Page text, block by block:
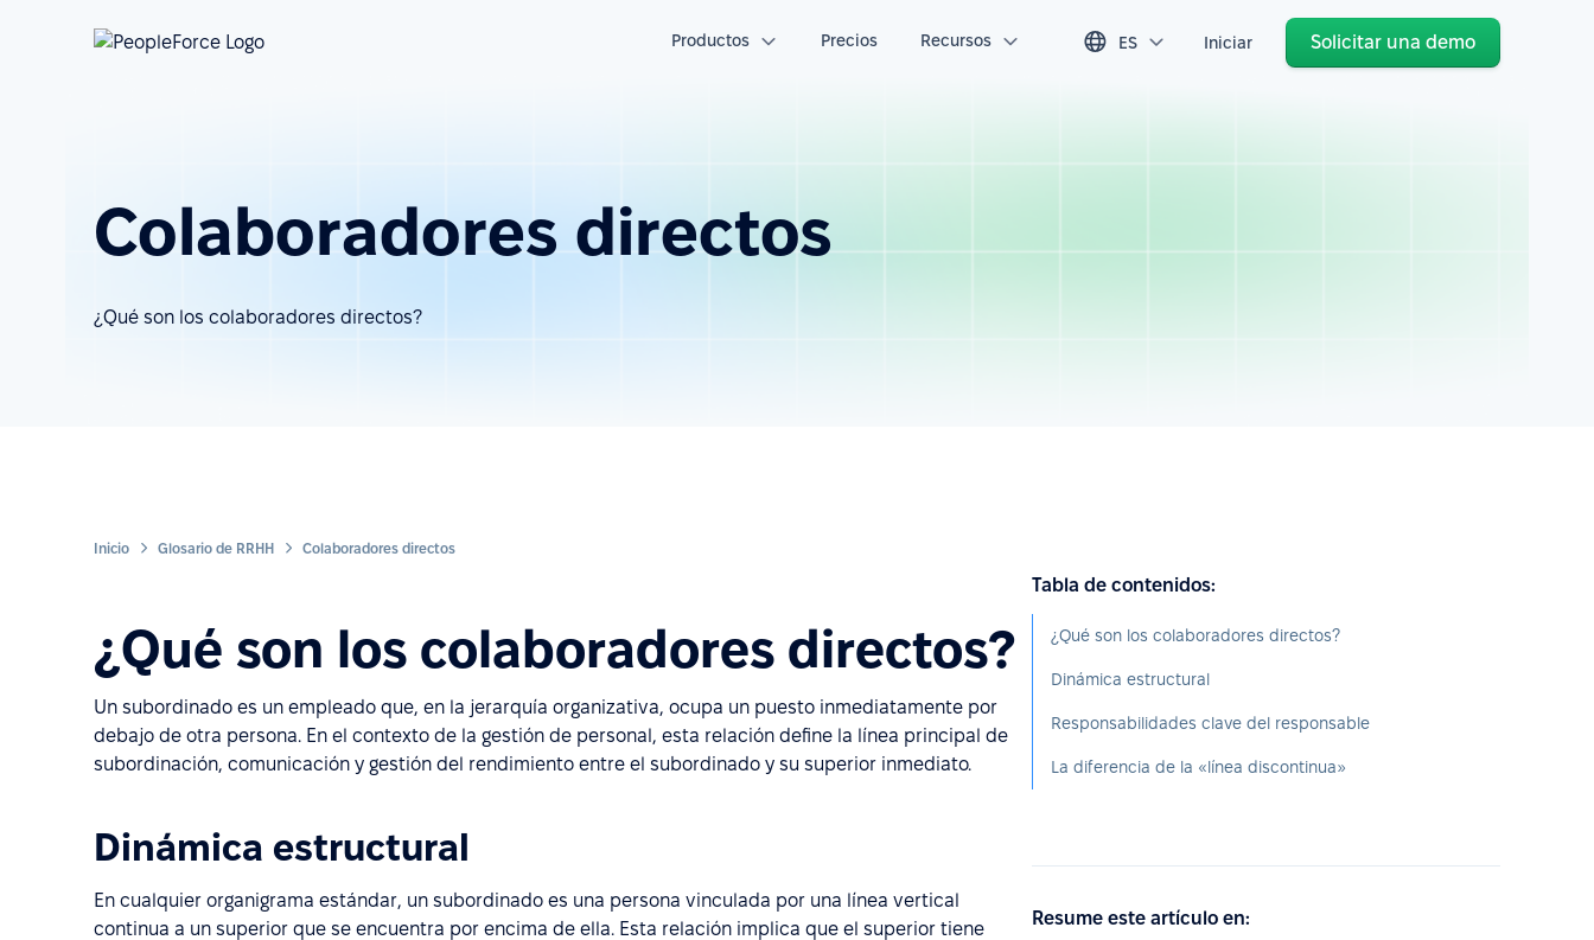
Productos Precios Recursos ES Iniciar Solicitar una demo
Colaboradores directos
¿Qué son los colaboradores directos?
Inicio Glosario de RRHH Colaboradores directos
¿Qué son los colaboradores directos?
Un subordinado es un empleado que, en la jerarquía organizativa, ocupa un puesto inmediatamente por
debajo de otra persona. En el contexto de la gestión de personal, esta relación define la línea principal de
subordinación, comunicación y gestión del rendimiento entre el subordinado y su superior inmediato.
Dinámica estructural
En cualquier organigrama estándar, un subordinado es una persona vinculada por una línea vertical
continua a un superior que se encuentra por encima de ella. Esta relación implica que el superior tiene
Tabla de contenidos:
¿Qué son los colaboradores directos?
Dinámica estructural
Responsabilidades clave del responsable
La diferencia de la «línea discontinua»
Resume este artículo en: